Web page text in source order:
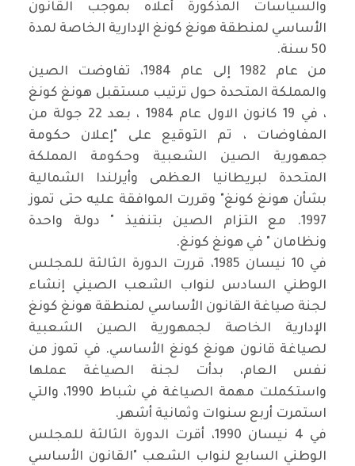
والسياسات المذكورة أعلاه بموجب القانون
الأساسي لمنطقة هونغ كونغ الإدارية الخاصة لمدة
50 سنة
.
من عام 1982 إلى عام 1984، تفاوضت الصين
والمملكة المتحدة حول ترتيب مستقبل هونغ كونغ
، في 19 كانون الاول عام 1984 ، بعد 22 جولة من
المفاوضات ، تم التوقيع على "إعلان حكومة
جمهورية الصين الشعبية وحكومة المملكة
المتحدة لبريطانيا العظمى وأيرلندا الشمالية
بشأن هونغ كونغ" وقررت الموافقة عليه حتى تموز
1997. مع التزام الصين بتنفيذ " دولة واحدة
ونظامان " في هونغ كونغ.
في 10 نيسان 1985، قررت الدورة الثالثة للمجلس
الوطني السادس لنواب الشعب الصيني إنشاء
لجنة صياغة القانون الأساسي لمنطقة هونغ كونغ
الإدارية الخاصة لجمهورية الصين الشعبية
لصياغة قانون هونغ كونغ الأساسي. في تموز من
نفس العام، بدأت لجنة الصياغة عملها
واستكملت مهمة الصياغة في شباط 1990، والتي
استمرت أربع سنوات وثمانية أشهر.
في 4 نيسان 1990، أقرت الدورة الثالثة للمجلس
الوطني السابع لنواب الشعب "القانون الأساسي